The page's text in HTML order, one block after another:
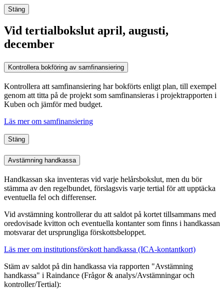
Stäng
Vid tertialbokslut april, augusti,
december
Kontrollera bokföring av samfinansiering
Kontrollera att samfinansiering har bokförts enligt plan, till exempel
genom att titta på de projekt som samfinansieras i projektrapporten i
Kuben och jämför med budget.
Läs mer om samfinansiering
Stäng
Avstämning handkassa
Handkassan ska inventeras vid varje helårsbokslut, men du bör
stämma av den regelbundet, förslagsvis varje tertial för att upptäcka
eventuella fel och differenser.
Vid avstämning kontrollerar du att saldot på kortet tillsammans med
oredovisade kvitton och eventuella kontanter som finns i handkassan
motsvarar det ursprungliga förskottsbeloppet.
Läs mer om institutionsförskott handkassa (ICA-kontantkort)
Stäm av saldot på din handkassa via rapporten "Avstämning
handkassa" i Raindance (Frågor & analys/Avstämningaroch
kontroller/Tertial):